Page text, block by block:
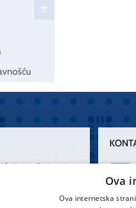
darivanja
donirajmo od
Ova
Ova internetska